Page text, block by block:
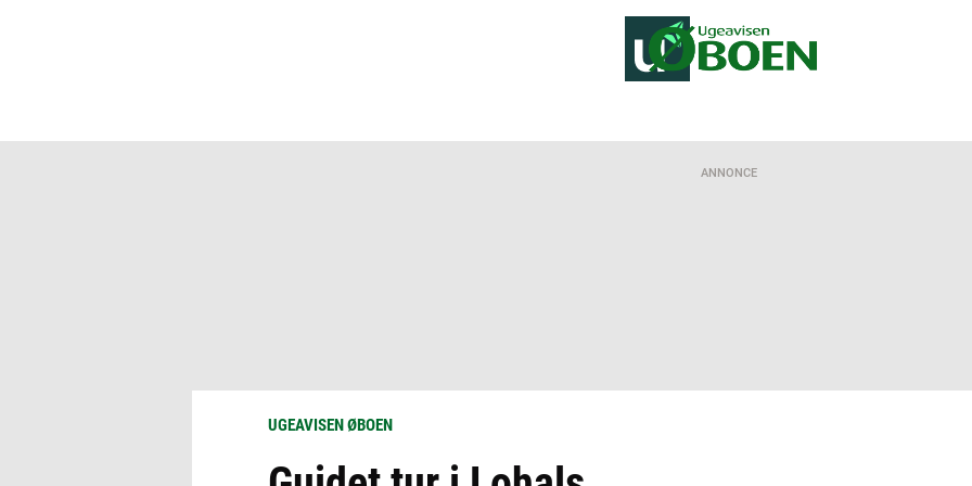
ANNONCE
UGEAVISEN ØBOEN